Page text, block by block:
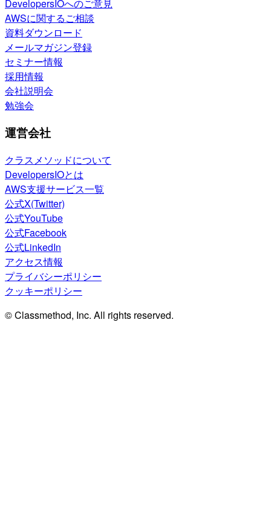
DevelopersIOへのご意見
AWSに関するご相談
資料ダウンロード
メールマガジン登録
セミナー情報
採用情報
会社説明会
勉強会
運営会社
クラスメソッドについて
DevelopersIOとは
AWS支援サービス一覧
公式X(Twitter)
公式YouTube
公式Facebook
公式LinkedIn
アクセス情報
プライバシーポリシー
クッキーポリシー
© Classmethod, Inc. All rights reserved.